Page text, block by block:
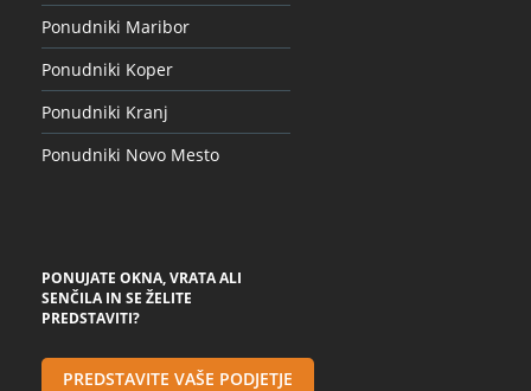
Ponudniki Maribor
Ponudniki Koper
Ponudniki Kranj
Ponudniki Novo Mesto
PONUJATE OKNA, VRATA ALI
SENČILA IN SE ŽELITE
PREDSTAVITI?
PREDSTAVITE VAŠE PODJETJE